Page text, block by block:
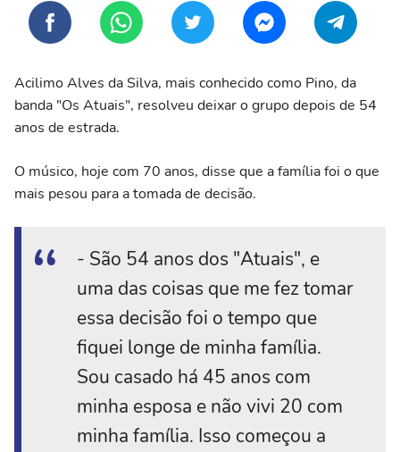
Acilimo Alves da Silva, mais conhecido como Pino, da
banda "Os Atuais", resolveu deixar o grupo depois de 54
anos de estrada.
O músico, hoje com 70 anos, disse que a família foi o que
mais pesou para a tomada de decisão.
- São 54 anos dos "Atuais", e
uma das coisas que me fez tomar
essa decisão foi o tempo que
fiquei longe de minha família.
Sou casado há 45 anos com
minha esposa e não vivi 20 com
minha família. Isso começou a